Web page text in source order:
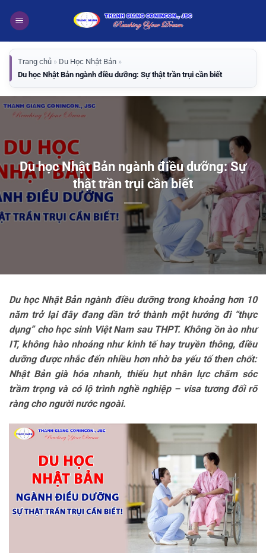
qua
dung
Trang chủ » Du Học Nhật Bản »
Du học Nhật Bản ngành điều dưỡng: Sự thật trần trụi cần biết
Du học Nhật Bản ngành điều dưỡng: Sự
thật trần trụi cần biết
Du học Nhật Bản ngành điều dưỡng trong khoảng hơn 10
năm trở lại đây đang dần trở thành một hướng đi “thực
dụng” cho học sinh Việt Nam sau THPT. Không ồn ào như
IT, không hào nhoáng như kinh tế hay truyền thông, điều
dưỡng được nhắc đến nhiều hơn nhờ ba yếu tố then chốt:
Nhật Bản già hóa nhanh, thiếu hụt nhân lực chăm sóc
trầm trọng và có lộ trình nghề nghiệp – visa tương đối rõ
ràng cho người nước ngoài.